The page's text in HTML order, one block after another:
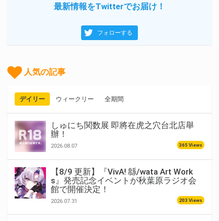
最新情報をTwitterでお届け！
フォローする
人気の記事
デイリー ウィークリー 全期間
しゅにち関数展 即將在虎之穴台北店舉
辦！
2026.08.07 365 Views
【8/9 更新】『VivA! 緜/wata Art Work
s』発売記念イベントが秋葉原ラジオ会
館で開催決定！
2026.07.31 203 Views